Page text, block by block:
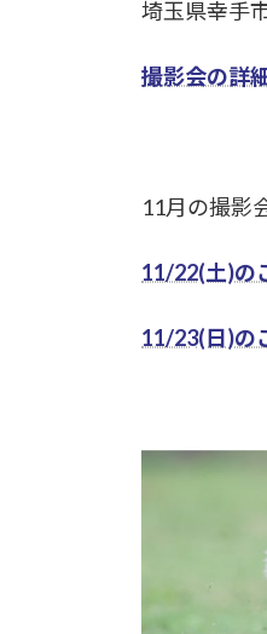
埼玉県幸手
撮影会の詳
11月の撮影
11/22(土)の
11/23(日)の